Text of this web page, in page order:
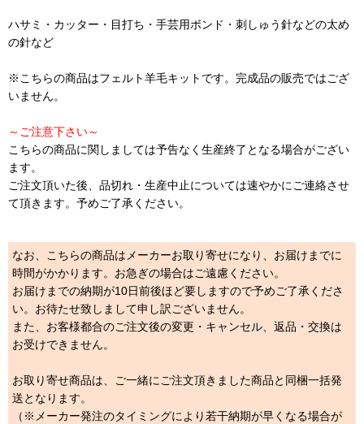
ハサミ・カッター・目打ち・手芸用ボンド・刺しゅう針などの太め
の針など
※こちらの商品はフェルト羊毛キットです。完成品の販売ではござ
いません。
～ご注意下さい～
こちらの商品に関しましては予告なく生産終了となる場合がござい
ます。
ご注文頂いた後、品切れ・生産中止については速やかにご連絡させ
て頂きます。予めご了承ください。
なお、こちらの商品はメーカーお取り寄せになり、お届けまでに
時間がかかります。お急ぎの場合はご遠慮ください。
お届けまでの納期が10日前後ほど要しますので予めご了承くださ
い。お待たせ致しまして申し訳ございません。
また、お客様都合のご注文後の変更・キャンセル、返品・交換は
お受けできません。
お取り寄せ商品は、ご一緒にご注文頂きました商品と同梱一括発
送となります。
（※メーカー発注のタイミングにより若干納期が早くなる場合が